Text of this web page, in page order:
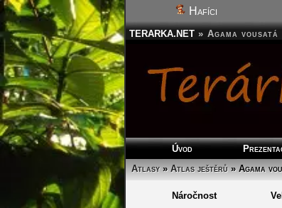
Hafíci
TERARKA.NET » Agama vousatá
Úvod
Atlasy»Atlas ještěrů» Agama
Náročnost